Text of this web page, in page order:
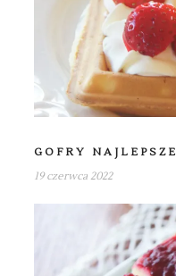
GOFRY NAJLEPSZE
19 czerwca 2022